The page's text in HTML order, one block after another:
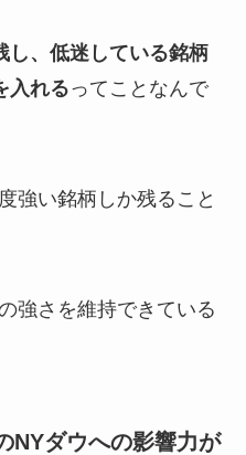
し、低迷している銘柄
入れるってことなんで
強い銘柄しか残ること
強さを維持できている
NYダウへの影響力が